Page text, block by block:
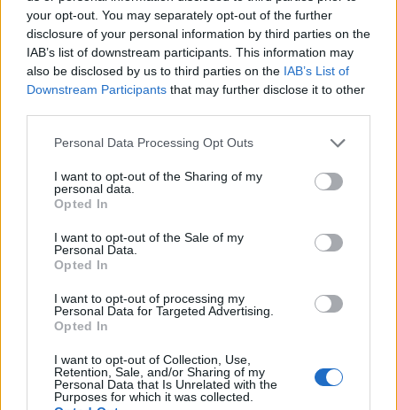
your opt-out. You may separately opt-out of the further
disclosure of your personal information by third parties on the
IAB’s list of downstream participants. This information may
also be disclosed by us to third parties on the IAB’s List of
Downstream Participants that may further disclose it to other
Personal Data Processing Opt Outs
I want to opt-out of the Sharing of my
personal data.
Opted In
I want to opt-out of the Sale of my
Personal Data.
Opted In
I want to opt-out of processing my
Personal Data for Targeted Advertising.
Opted In
I want to opt-out of Collection, Use,
Retention, Sale, and/or Sharing of my
Personal Data that Is Unrelated with the
Purposes for which it was collected.
για την κατασκευή αγωγού φυσικού αερίου
υψηλής πίεσης προς τη Δ. Μακεδονία
και μάθετε πρώτοι όλα τα επιχειρηματικά νέα
Ειδήσεις από την Ελλάδα και τον κόσμο στο
Σχολιάστε
... σχόλια| Κάνε click για να σχολιάσεις